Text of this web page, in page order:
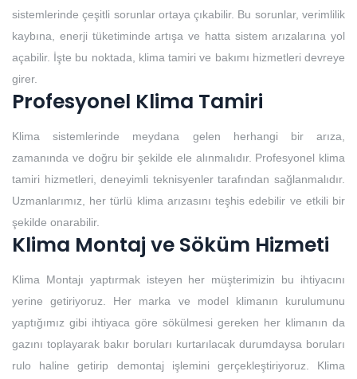
sistemlerinde çeşitli sorunlar ortaya çıkabilir. Bu sorunlar, verimlilik
kaybına, enerji tüketiminde artışa ve hatta sistem arızalarına yol
açabilir. İşte bu noktada, klima tamiri ve bakımı hizmetleri devreye
girer.
Profesyonel Klima Tamiri
Klima sistemlerinde meydana gelen herhangi bir arıza,
zamanında ve doğru bir şekilde ele alınmalıdır. Profesyonel klima
tamiri hizmetleri, deneyimli teknisyenler tarafından sağlanmalıdır.
Uzmanlarımız, her türlü klima arızasını teşhis edebilir ve etkili bir
şekilde onarabilir.
Klima Montaj ve Söküm Hizmeti
Klima Montajı yaptırmak isteyen her müşterimizin bu ihtiyacını
yerine getiriyoruz. Her marka ve model klimanın kurulumunu
yaptığımız gibi ihtiyaca göre sökülmesi gereken her klimanın da
gazını toplayarak bakır boruları kurtarılacak durumdaysa boruları
rulo haline getirip demontaj işlemini gerçekleştiriyoruz. Klima